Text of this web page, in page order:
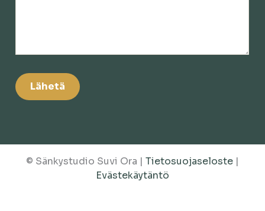
© Sänkystudio Suvi Ora | Tietosuojaseloste |
Evästekäytäntö